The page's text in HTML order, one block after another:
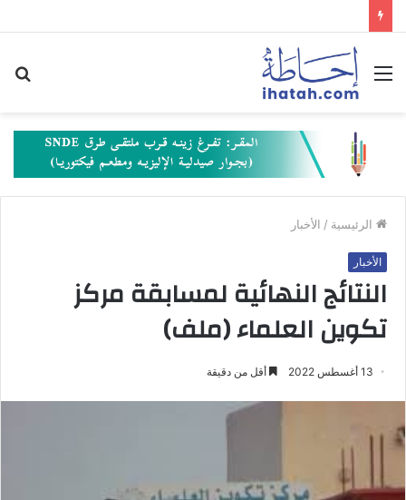
القائمة
الرئيسية / الأخبار
الأخبار
النتائج النهائية لمسابقة مركز
تكوين العلماء (ملف)
13 أغسطس 2022 أقل من دقيقة